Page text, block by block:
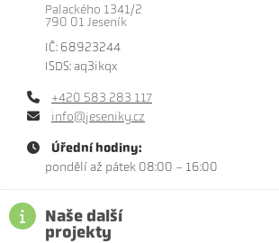
Palackého 1341/2
790 01 Jeseník
IČ: 68923244
ISDS: aq3ikqx
+420 583 283 117
info@jeseniky.cz
Úřední hodiny:
pondělí až pátek 08:00 - 16:00
Naše další
projekty